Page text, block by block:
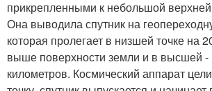
прикрепленными к небольшой верхней
Она выводила спутник на
которая пролегает в низшей точке на
выше поверхности земли и в высшей -
километров. Космический аппарат